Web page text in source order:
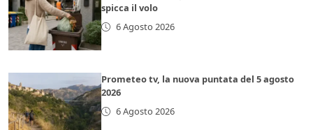
spicca il volo
6 Agosto 2026
Prometeo tv, la nuova puntata del 5 agosto
2026
6 Agosto 2026